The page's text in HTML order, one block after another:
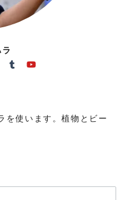
使います。植物とビー